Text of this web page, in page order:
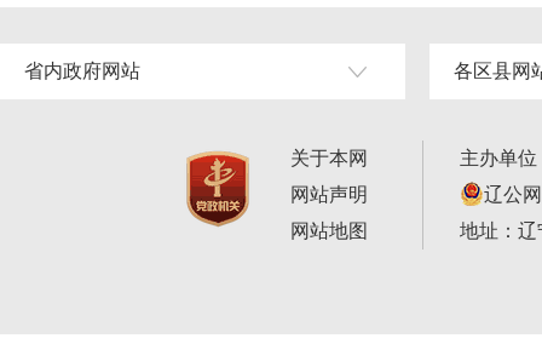
省内政府网站 各区县网
关于本网
网站声明
网站地图
主办单
辽公
地址：辽